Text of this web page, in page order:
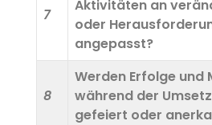
7
Aktivitäten an
oder
angepasst?
8
Werden Erfolge und
während der
gefeiert oder